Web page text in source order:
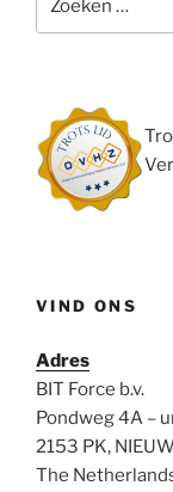
naar:
VIND ONS
Adres
BIT Force b.v.
Pondweg 4A –
2153 PK,
The